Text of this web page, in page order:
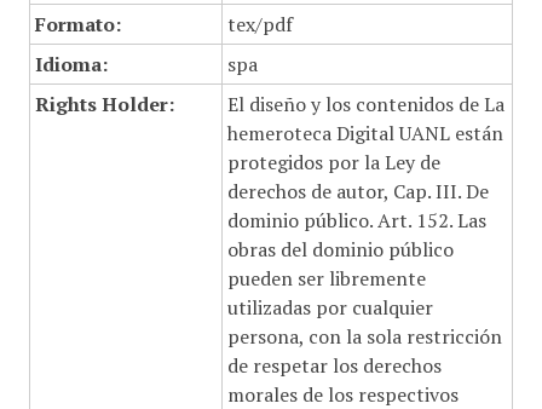
Formato:
tex/pdf
Idioma:
spa
Rights Holder:
El diseño y los contenidos de La
hemeroteca Digital UANL están
protegidos por la Ley de
derechos de autor, Cap. III. De
dominio público. Art. 152. Las
obras del dominio público
pueden ser libremente
utilizadas por cualquier
persona, con la sola restricción
de respetar los derechos
morales de los respectivos